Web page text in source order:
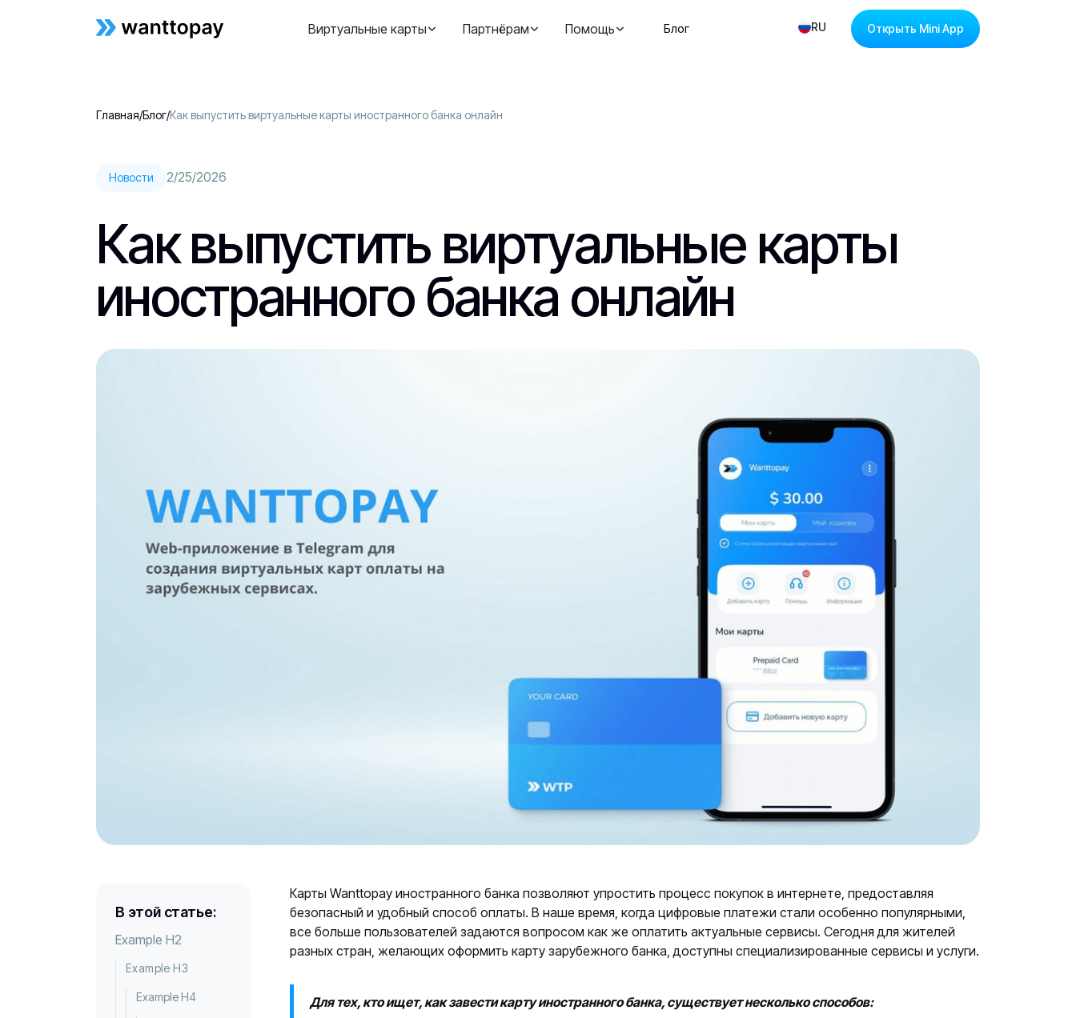
Виртуальные карты Партнёрам Помощь Блог RU Открыть Mini App
Главная/Блог/Как выпустить виртуальные карты иностранного банка онлайн
Новости 2/25/2026
Как выпустить виртуальные карты
иностранного банка онлайн
В этой статье:
Example H2
Example H3
Example H4
Карты Wanttopay иностранного банка позволяют упростить процесс покупок в интернете, предоставляя
безопасный и удобный способ оплаты. В наше время, когда цифровые платежи стали особенно популярными,
все больше пользователей задаются вопросом как же оплатить актуальные сервисы. Сегодня для жителей
разных стран, желающих оформить карту зарубежного банка, доступны специализированные сервисы и услуги.
Для тех, кто ищет, как завести карту иностранного банка, существует несколько способов: